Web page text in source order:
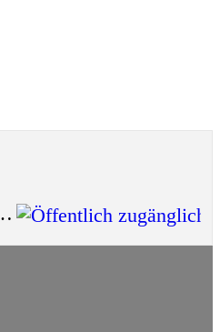
Privatkunden (8)